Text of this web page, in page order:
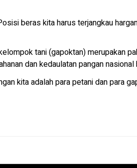
beras kita harus terjangkau
tani (gapoktan) merupakan
dan kedaulatan pangan nasional
kita adalah para petani dan para